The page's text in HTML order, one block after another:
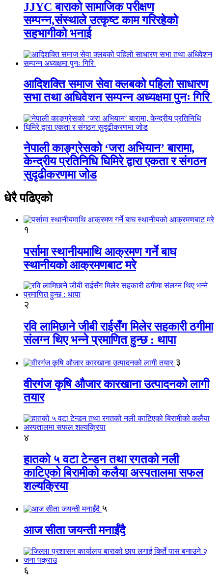
JJYC बाराको सामाजिक परीक्षण
सम्पन्न,संस्थाले उत्कृष्ट काम गरिरहेको
सहभागीको भनाई
आदिशक्ति समाज सेवा क्लबको पहिलो साधारण
सभा तथा अधिवेशन सम्पन्न अध्यक्षमा पुनः गिरि
नेपाली काङ्ग्रेसको ‘जरा अभियान’ बारामा,
केन्द्रीय प्रतिनिधि घिमिरे द्वारा एकता र संगठन
सुदृढीकरणमा जोड
धेरै पढिएको
१
पर्सामा स्थानीयमाथि आक्रमण गर्ने बाघ
स्थानीयको आक्रमणबाट मरे
२
रवि लामिछाने जीबी राईसँग मिलेर सहकारी ठगीमा
संलग्न थिए भन्ने प्रमाणित हुन्छ : थापा
३
वीरगंज कृषि औजार कारखाना उत्पादनको लागी
तयार
४
हातको ५ वटा टेन्डन तथा रगतको नली
काटिएको बिरामीको कलैया अस्पतालमा सफल
शल्यक्रिया
५
आज सीता जयन्ती मनाईंदै
६